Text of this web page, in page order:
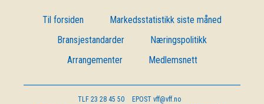
MARKEDSSTATISTIKK
Til forsiden
Markedsstatistikk siste måned
Bransjestandarder
Næringspolitikk
Arrangementer
Medlemsnett
TLF 23 28 45 50 EPOST vff@vff.no